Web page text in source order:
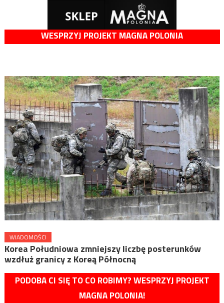
WESPRZYJ PROJEKT MAGNA POLONIA
WIADOMOŚCI
Korea Południowa zmniejszy liczbę posterunków
wzdłuż granicy z Koreą Północną
PODOBA CI SIĘ TO CO ROBIMY? WESPRZYJ PROJEKT
MAGNA POLONIA!